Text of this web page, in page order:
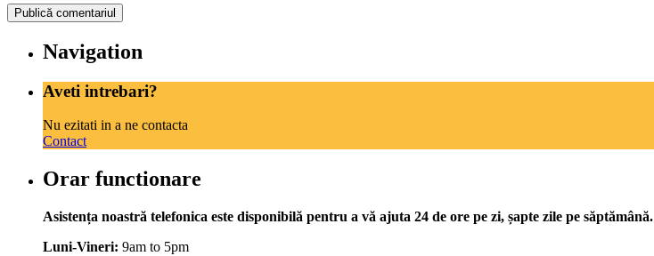
Navigation
Aveti intrebari?
Nu ezitati in a ne contacta
Contact
Orar functionare
Asistența noastră telefonica este disponibilă pentru a vă ajuta 24 de ore pe zi, șapte zile pe săptămână.
Luni-Vineri: 9am to 5pm